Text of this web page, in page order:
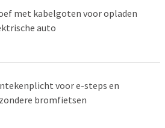
met kabelgoten voor opladen
auto
voor e-steps en
bromfietsen